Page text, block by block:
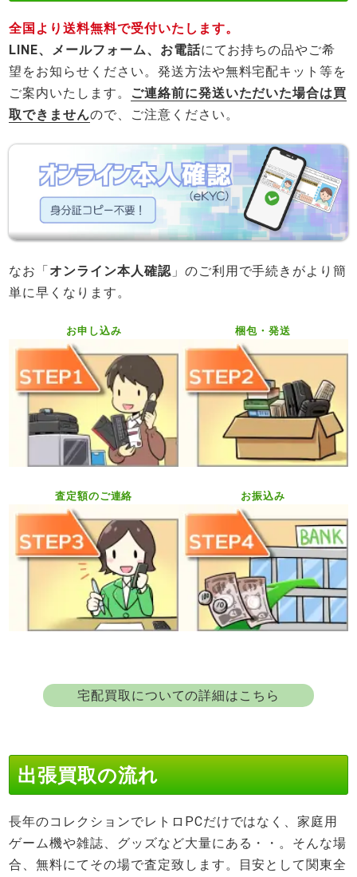
全国より送料無料で受付いたします。
LINE、メールフォーム、お電話にてお持ちの品やご希
望をお知らせください。発送方法や無料宅配キット等を
ご案内いたします。
ご連絡前に発送いただいた場合は買
取できませんので、ご注意ください。
なお「オンライン本人確認」のご利用で手続きがより簡
単に早くなります。
お申し込み 梱包・発送
査定額のご連絡 お振込み
宅配買取についての詳細はこちら
出張買取の流れ
長年のコレクションでレトロPCだけではなく、家庭用
ゲーム機や雑誌、グッズなど大量にある・・。そんな場
合、無料にてその場で査定致します。目安として関東全